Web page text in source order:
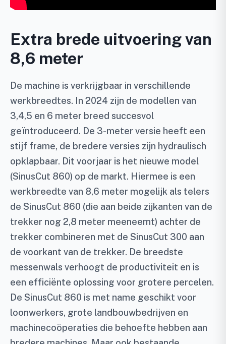
Extra brede uitvoering van
8,6 meter
De machine is verkrijgbaar in verschillende
werkbreedtes. In 2024 zijn de modellen van
3,4,5 en 6 meter breed succesvol
geïntroduceerd. De 3-meter versie heeft een
stijf frame, de bredere versies zijn hydraulisch
opklapbaar. Dit voorjaar is het nieuwe model
(SinusCut 860) op de markt. Hiermee is een
werkbreedte van 8,6 meter mogelijk als telers
de SinusCut 860 (die aan beide zijkanten van de
trekker nog 2,8 meter meeneemt) achter de
trekker combineren met de SinusCut 300 aan
de voorkant van de trekker. De breedste
messenwals verhoogt de productiviteit en is
een efficiënte oplossing voor grotere percelen.
De SinusCut 860 is met name geschikt voor
loonwerkers, grote landbouwbedrijven en
machinecoöperaties die behoefte hebben aan